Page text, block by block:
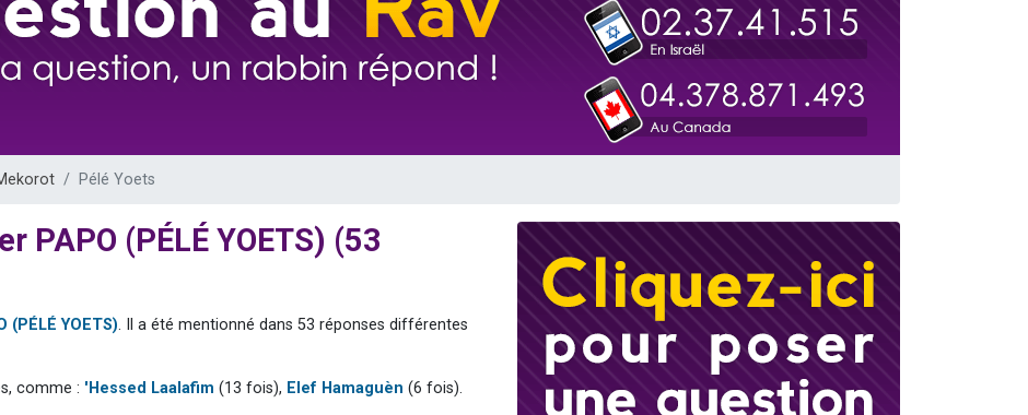
viennent de demander une bénédiction
de donner son Maasser
reste 49 places pour étudier en groupe sur Zoom
Pélé Yoets
PAPO (PÉLÉ YOETS) (53
(PÉLÉ YOETS). Il a été mentionné dans 53 réponses différentes
comme : 'Hessed Laalafim (13 fois), Elef Hamaguèn (6 fois).